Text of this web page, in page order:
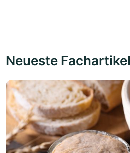
Neueste Fachartikel